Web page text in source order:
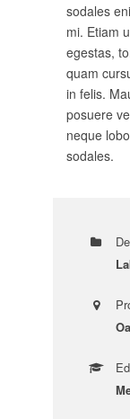
sodales
mi. Etiam
egestas,
quam
in felis.
posuere
neque
sodales.